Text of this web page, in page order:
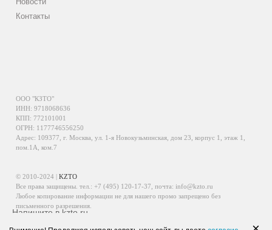
Контакты
ООО "КЗТО"
ИНН: 9718068636
КПП: 772101001
ОГРН: 1177746556250
Адрес: 109377, г. Москва, ул. 1-я Новокузьминская, дом 23, корпус 1, этаж 1,
пом.1А, ком.7
© 2010-2024 |KZTO
Все права защищены. тел.: +7 (495) 120-17-37 , почта: info@kzto.ru
Любое копирование информации не для нашего промо запрещено без
письменного разрешения.
Информация, размещенная на сайте, не является публичной офертой.
Напишите в kzto.ru